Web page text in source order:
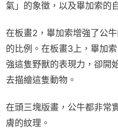
氣」的象徵，以及畢加索的
在板畫2，畢加索增強了公
的比例。在板畫3上，畢加
強這隻野獸的表現力，卻開
去描繪這隻動物。
在頭三塊版畫，公牛都非常
膚的紋理。